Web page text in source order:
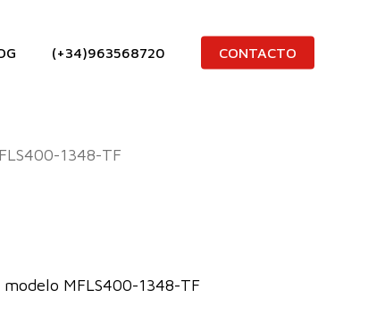
(+34)963568720 CONTACTO
1348-TF
MFLS400-1348-TF